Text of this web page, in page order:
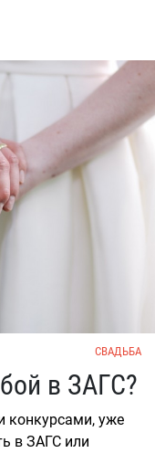
СВАДЬБА
в ЗАГС?
конкурсами, уже
в ЗАГС или